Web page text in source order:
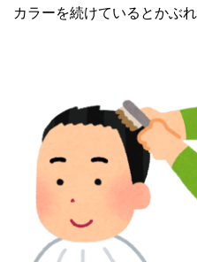
カラーを続けているとかぶ